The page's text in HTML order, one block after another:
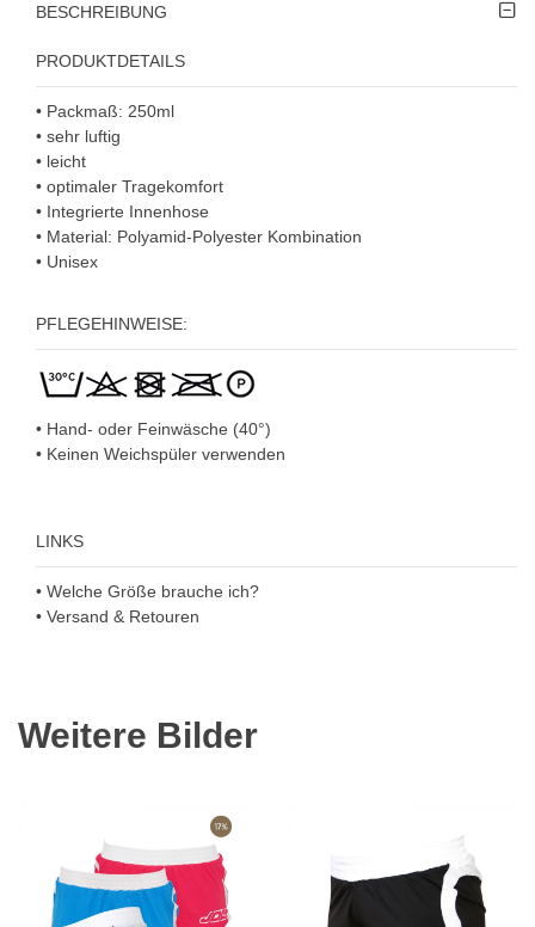
BESCHREIBUNG
PRODUKTDETAILS
• Packmaß: 250ml
• sehr luftig
• leicht
• optimaler Tragekomfort
• Integrierte Innenhose
• Material: Polyamid-Polyester Kombination
• Unisex
PFLEGEHINWEISE:
• Hand- oder Feinwäsche (40°)
• Keinen Weichspüler verwenden
LINKS
• Welche Größe brauche ich?
• Versand & Retouren
Weitere Bilder